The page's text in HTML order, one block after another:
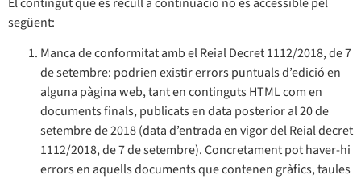
següent:
Manca de conformitat amb el Reial Decret 1112/2018, de 7
de setembre: podrien existir errors puntuals d’edició en
alguna pàgina web, tant en continguts HTML com en
documents finals, publicats en data posterior al 20 de
setembre de 2018 (data d’entrada en vigor del Reial decret
1112/2018, de 7 de setembre). Concretament pot haver-hi
errors en aquells documents que contenen gràfics, taules